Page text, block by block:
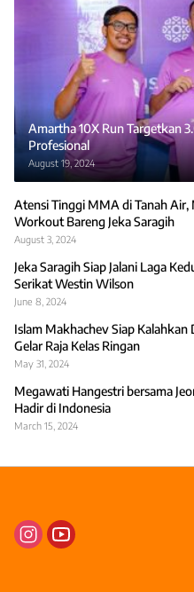
Amartha 10X Run Targetkan
Profesional
August 19, 2024
Atensi Tinggi MMA di Tanah
Workout Bareng Jeka Saragih
August 3, 2024
Jeka Saragih Siap Jalani Laga
Serikat Westin Wilson
June 8, 2024
Islam Makhachev Siap
Gelar Raja Kelas Ringan
May 31, 2024
Megawati Hangestri bersama
Hadir di Indonesia
March 15, 2024